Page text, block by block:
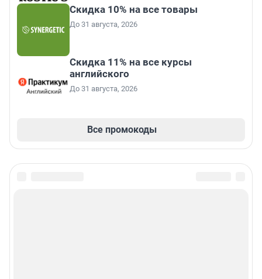
Скидка 10% на все товары
До 31 августа, 2026
Скидка 11% на все курсы
английского
До 31 августа, 2026
Все промокоды